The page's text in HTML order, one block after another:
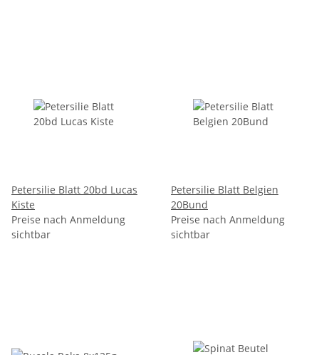
Petersilie Blatt 20bd Lucas
Kiste
Preise nach Anmeldung
sichtbar
Petersilie Blatt Belgien
20Bund
Preise nach Anmeldung
sichtbar